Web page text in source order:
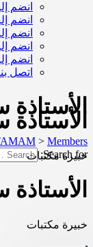
انضم
انضم
انضم
انضم
انضم
اتصل
> Members
Search for:
خبيرة مكتبات
خبيرة مكتبات